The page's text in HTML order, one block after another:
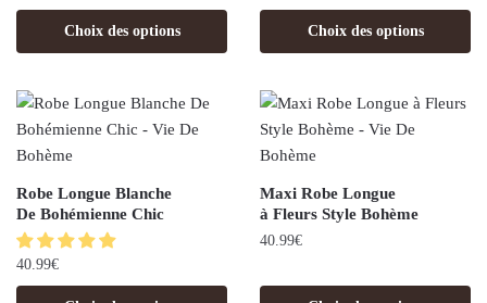
Choix des options Choix des options
Robe Longue Blanche
De Bohémienne Chic
40.99€
Maxi Robe Longue
à Fleurs Style Bohème
40.99€